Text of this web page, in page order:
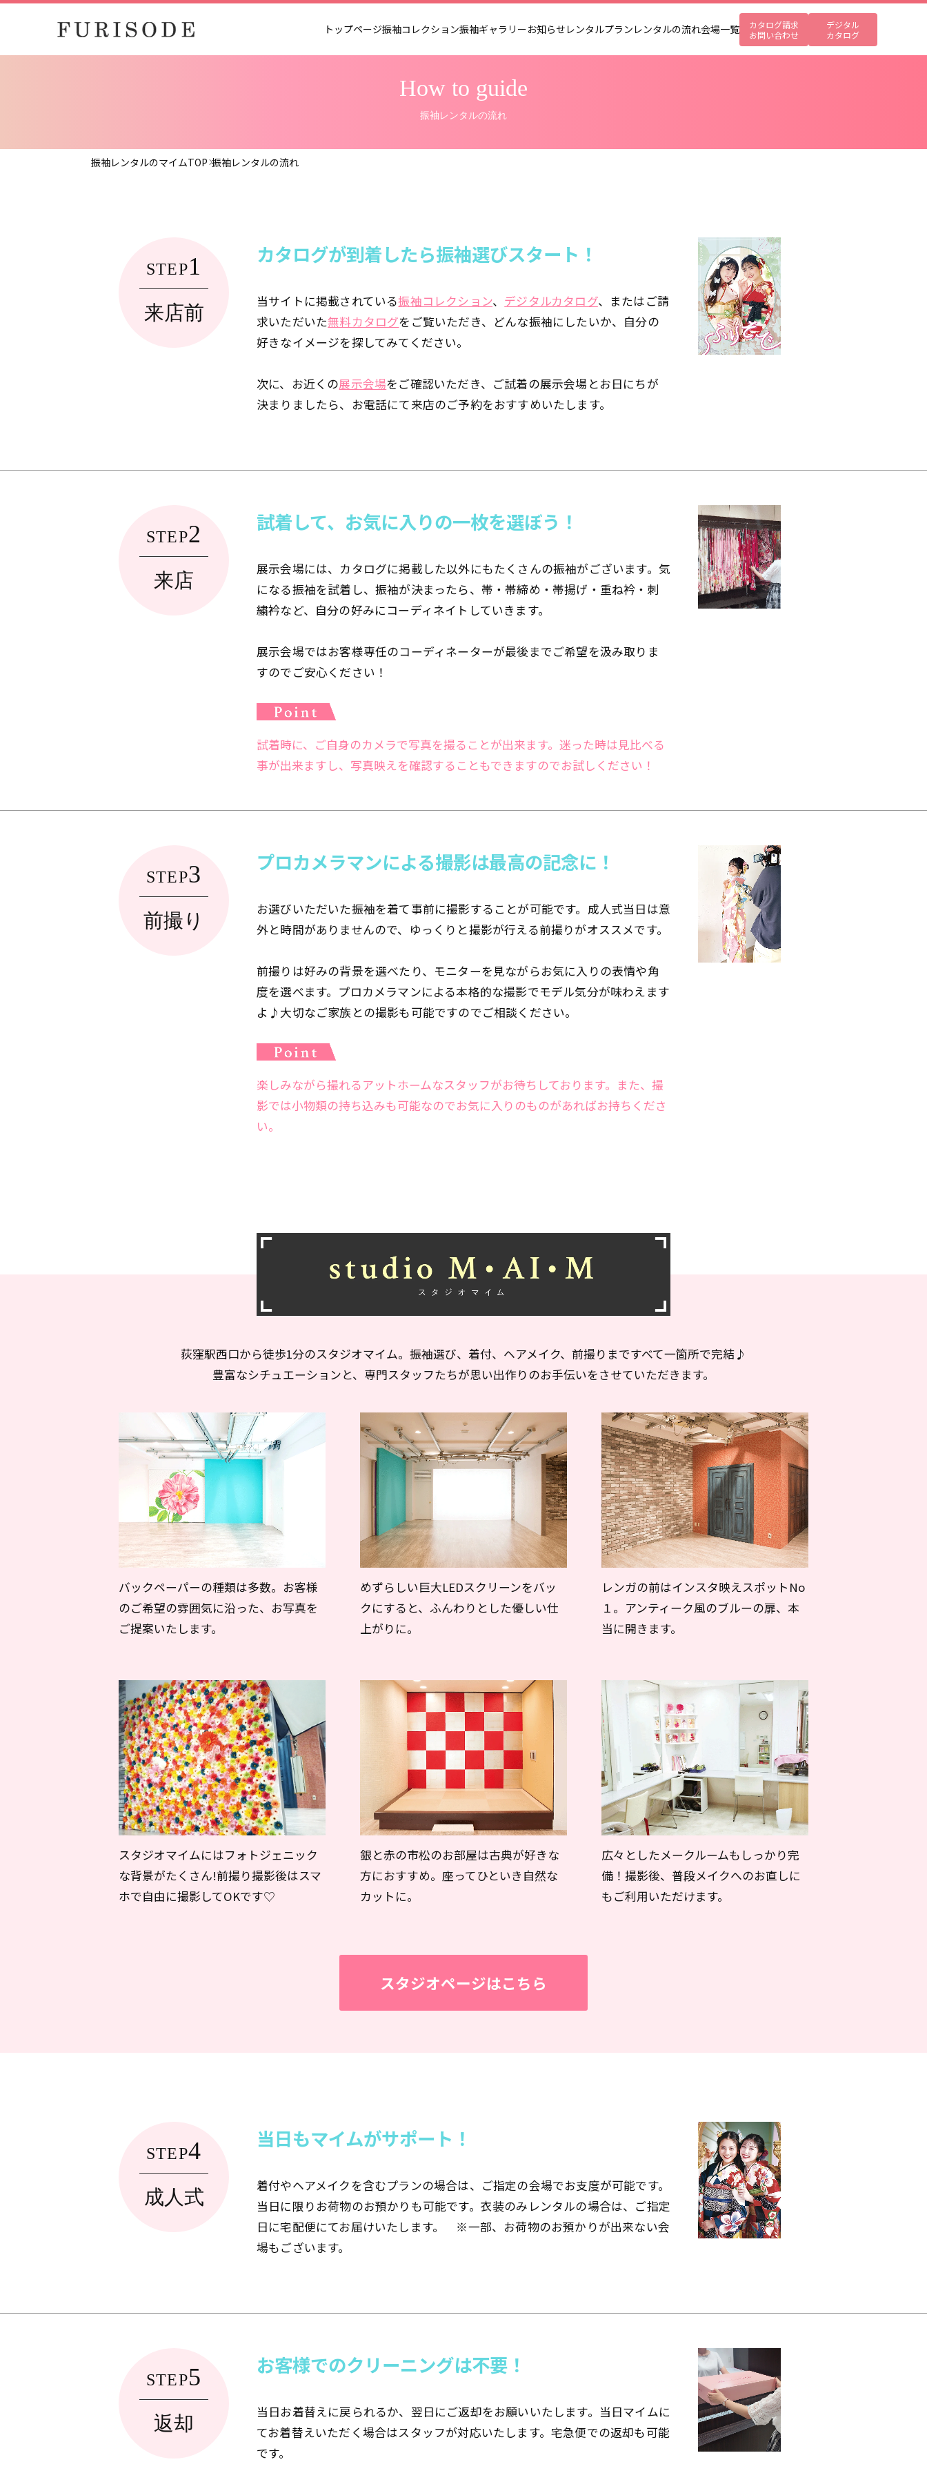
トップページ振袖コレクション振袖ギャラリーお知らせ レンタルプラン レンタルの流れ会場一覧
カタログ請求
お問い合わせ
デジタル
カタログ
How to guide
振袖レンタルの流れ
振袖レンタルのマイムTOP 振袖レンタルの流れ
STEP1
来店前
カタログが到着したら振袖選びスタート！
当サイトに掲載されている振袖コレクション、 デジタルカタログ、またはご請
求いただいた無料カタログをご覧いただき、どんな振袖にしたいか、自分の
好きなイメージを探してみてください。
次に、お近くの展示会場をご確認いただき、ご試着の展示会場とお日にちが
決まりましたら、お電話にて来店のご予約をおすすめいたします。
STEP2
来店
試着して、お気に入りの一枚を選ぼう！
展示会場には、カタログに掲載した以外にもたくさんの振袖がございます。気
になる振袖を試着し、振袖が決まったら、帯・帯締め・帯揚げ・重ね衿・刺
繍衿など、自分の好みにコーディネイトしていきます。
展示会場ではお客様専任のコーディネーターが最後までご希望を汲み取りま
すのでご安心ください！
試着時に、ご自身のカメラで写真を撮ることが出来ます。迷った時は見比べる
事が出来ますし、写真映えを確認することもできますのでお試しください！
STEP3
前撮り
プロカメラマンによる撮影は最高の記念に！
お選びいただいた振袖を着て事前に撮影することが可能です。成人式当日は意
外と時間がありませんので、ゆっくりと撮影が行える前撮りがオススメです。
前撮りは好みの背景を選べたり、モニターを見ながらお気に入りの表情や角
度を選べます。プロカメラマンによる本格的な撮影でモデル気分が味わえます
よ♪大切なご家族との撮影も可能ですのでご相談ください。
楽しみながら撮れるアットホームなスタッフがお待ちしております。また、撮
影では小物類の持ち込みも可能なのでお気に入りのものがあればお持ちくださ
い。
荻窪駅西口から徒歩1分のスタジオマイム。振袖選び、着付、ヘアメイク、前撮りまですべて一箇所で完結♪
豊富なシチュエーションと、専門スタッフたちが思い出作りのお手伝いをさせていただきます。
バックペーパーの種類は多数。お客様
のご希望の雰囲気に沿った、お写真を
ご提案いたします。
めずらしい巨大LEDスクリーンをバッ
クにすると、ふんわりとした優しい仕
上がりに。
レンガの前はインスタ映えスポットNo
１。アンティーク風のブルーの扉、本
当に開きます。
スタジオマイムにはフォトジェニック
な背景がたくさん!前撮り撮影後はスマ
ホで自由に撮影してOKです♡
銀と赤の市松のお部屋は古典が好きな
方におすすめ。座ってひといき自然な
カットに。
広々としたメークルームもしっかり完
備！撮影後、普段メイクへのお直しに
もご利用いただけます。
スタジオページはこちら
STEP4
成人式
当日もマイムがサポート！
着付やヘアメイクを含むプランの場合は、ご指定の会場でお支度が可能です。
当日に限りお荷物のお預かりも可能です。衣装のみレンタルの場合は、ご指定
日に宅配便にてお届けいたします。 ※一部、お荷物のお預かりが出来ない会
場もございます。
STEP5
返却
お客様でのクリーニングは不要！
当日お着替えに戻られるか、翌日にご返却をお願いいたします。当日マイムに
てお着替えいただく場合はスタッフが対応いたします。宅急便での返却も可能
です。